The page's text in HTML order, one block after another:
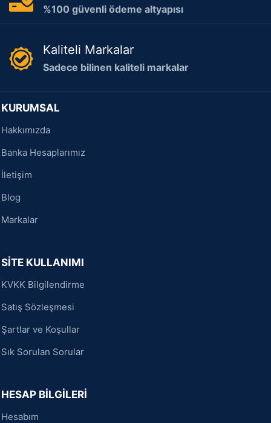
%100 güvenli ödeme altyapısı
Kaliteli Markalar
Sadece bilinen kaliteli markalar
KURUMSAL
Hakkımızda
Banka Hesaplarımız
İletişim
Blog
Markalar
SİTE KULLANIMI
KVKK Bilgilendirme
Satış Sözleşmesi
Şartlar ve Koşullar
Sık Sorulan Sorular
HESAP BİLGİLERİ
Hesabım